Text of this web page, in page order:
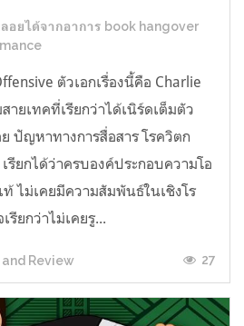
อยได้จากอาการ book hangover
ตัวเอกเรื่องนี้คือ Charlie
ยเทคที่เรียกว่าได้เนิร์ดเต็มตัว
ปัญหาทางการสื่อสาร โรควิตก
รียกได้ว่าครบองค์ประกอบความโอ
ท้ ไม่เคยมีความสัมพันธ์ในเชิงโร
รียกว่าไม่เคยรู...
Review 27